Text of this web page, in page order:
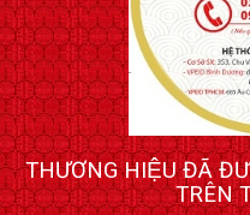
THƯƠNG HIỆU ĐÃ
TRÊN